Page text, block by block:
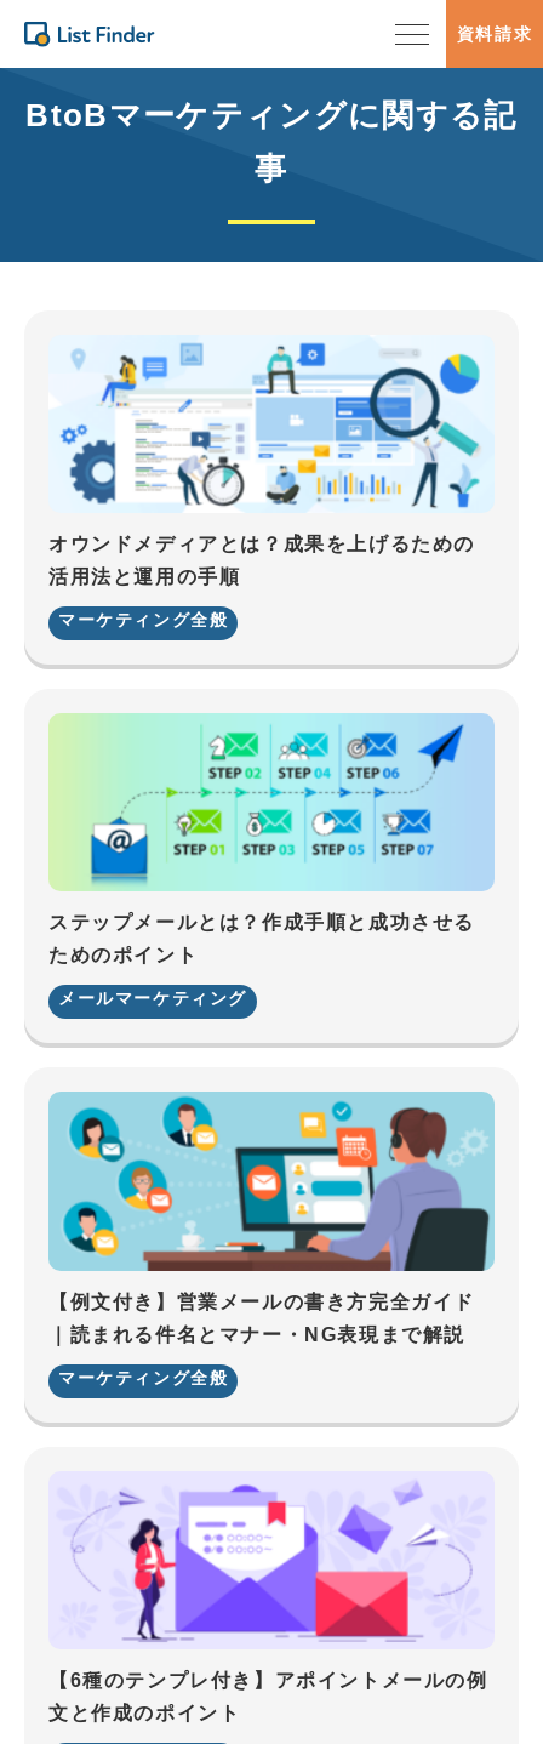
資料請求
BtoBマーケティングに関する記
事
オウンドメディアとは？成果を上げるための
活用法と運用の手順
マーケティング全般
ステップメールとは？作成手順と成功させる
ためのポイント
メールマーケティング
【例文付き】営業メールの書き方完全ガイド
｜読まれる件名とマナー・NG表現まで解説
マーケティング全般
【6種のテンプレ付き】アポイントメールの例
文と作成のポイント